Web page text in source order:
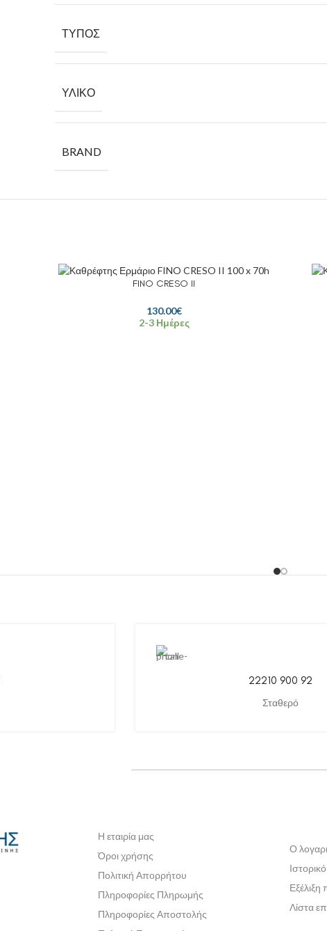
ΤΎΠΟΣ
ΥΛΙΚΌ
BRAND
FINO CRESO II
130.00€
2-3 Ημέρες
22210 900 92
Σταθερό
Η εταιρία μας
Όροι χρήσης
Πολιτική Απορρήτου
Πληροφορίες Πληρωμής
Πληροφορίες Αποστολής
Ο
Εξέλιξη
Λίστα